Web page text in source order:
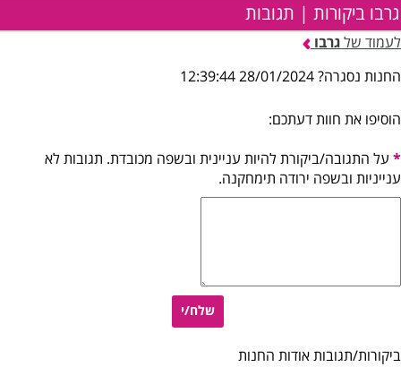
גרבו ביקורות | תגובות
לעמוד שלגרבו
החנות נסגרה? 28/01/2024 12:39:44
הוסיפו את חוות דעתכם:
* על התגובה/ביקורת להיות עניינית ובשפה מכובדת. תגובות לא
ענייניות ובשפה ירודה תימחקנה.
שלח/י
ביקורות/תגובות אודות החנות